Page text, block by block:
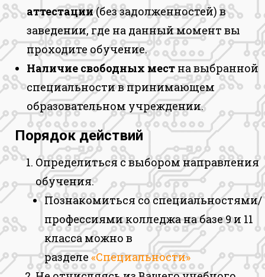
аттестации(без задолженностей) в
заведении, где на данный момент вы
проходите обучение.
Наличие свободных мест на выбранной
специальности в принимающем
образовательном учреждении.
Порядок действий
Определиться с выбором направления
обучения.
Познакомиться со специальностями/
профессиями колледжа на базе 9 и 11
класса можно в
разделе «Специальности»